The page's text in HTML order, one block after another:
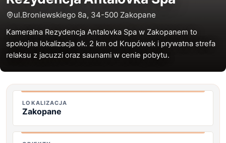
ul.Broniewskiego 8a, 34-500 Zakopane
Kameralna Rezydencja Antalovka Spa w Zakopanem to
spokojna lokalizacja ok. 2 km od Krupówek i prywatna strefa
relaksu z jacuzzi oraz saunami w cenie pobytu.
LOKALIZACJA
Zakopane